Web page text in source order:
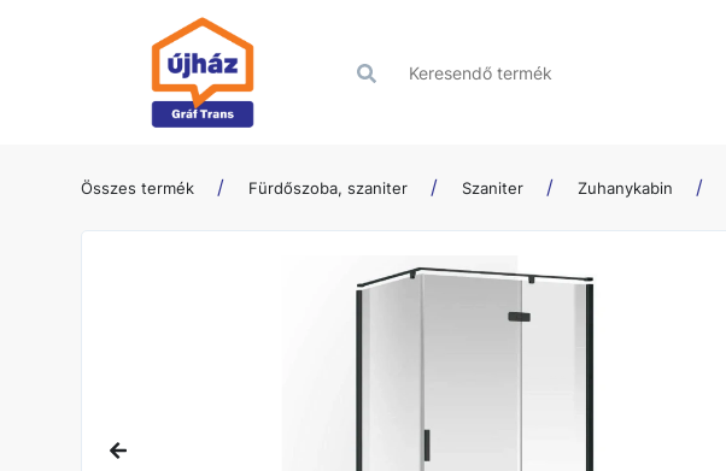
Összes termék Fürdőszoba, szaniter Szaniter Zuhanykabin